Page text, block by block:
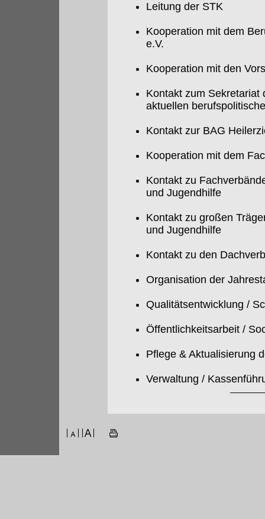
Leitung der STK
Kooperation mit dem
e.V.
Kooperation mit den
Kontakt zum Sekretariat
aktuellen
Kontakt zur BAG
Kooperation mit dem
Kontakt zu
und Jugendhilfe
Kontakt zu großen
und Jugendhilfe
Kontakt zu den
Organisation der
Qualitätsentwicklung /
Öffentlichkeitsarbeit /
Pflege & Aktualisierung
Verwaltung /